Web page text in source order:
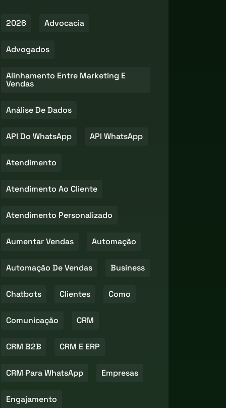
2026 Advocacia
Advogados
Alinhamento Entre Marketing E
Vendas
Análise De Dados
API Do WhatsApp API WhatsApp
Atendimento
Atendimento Ao Cliente
Atendimento Personalizado
Aumentar Vendas Automação
Automação De Vendas Business
Chatbots Clientes Como
Comunicação CRM
CRM B2B CRM E ERP
CRM Para WhatsApp Empresas
Engajamento